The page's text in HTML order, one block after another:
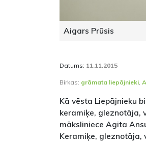
Aigars Prūsis
Datums: 11.11.2015
Birkas: grāmata liepājnieki,
Kā vēsta Liepājnieku
keramiķe, gleznotāja,
māksliniece Agita
Keramiķe, gleznotāja,